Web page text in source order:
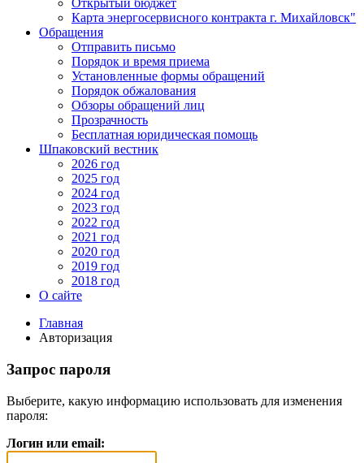
Открытый бюджет
Карта энергосервисного контракта г. Михайловск"
Обращения
Отправить письмо
Порядок и время приема
Установленные формы обращений
Порядок обжалования
Обзоры обращений лиц
Прозрачность
Бесплатная юридическая помощь
Шпаковский вестник
2026 год
2025 год
2024 год
2023 год
2022 год
2021 год
2020 год
2019 год
2018 год
О сайте
Главная
Авторизация
Запрос пароля
Выберите, какую информацию использовать для изменения
пароля:
Логин или email: